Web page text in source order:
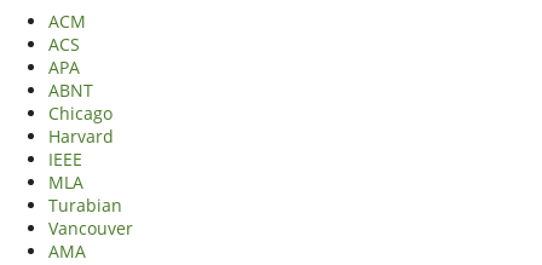
ACM
ACS
APA
ABNT
Chicago
Harvard
IEEE
MLA
Turabian
Vancouver
AMA